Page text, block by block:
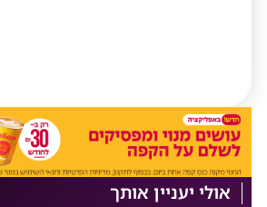
אולי יעניין אותך